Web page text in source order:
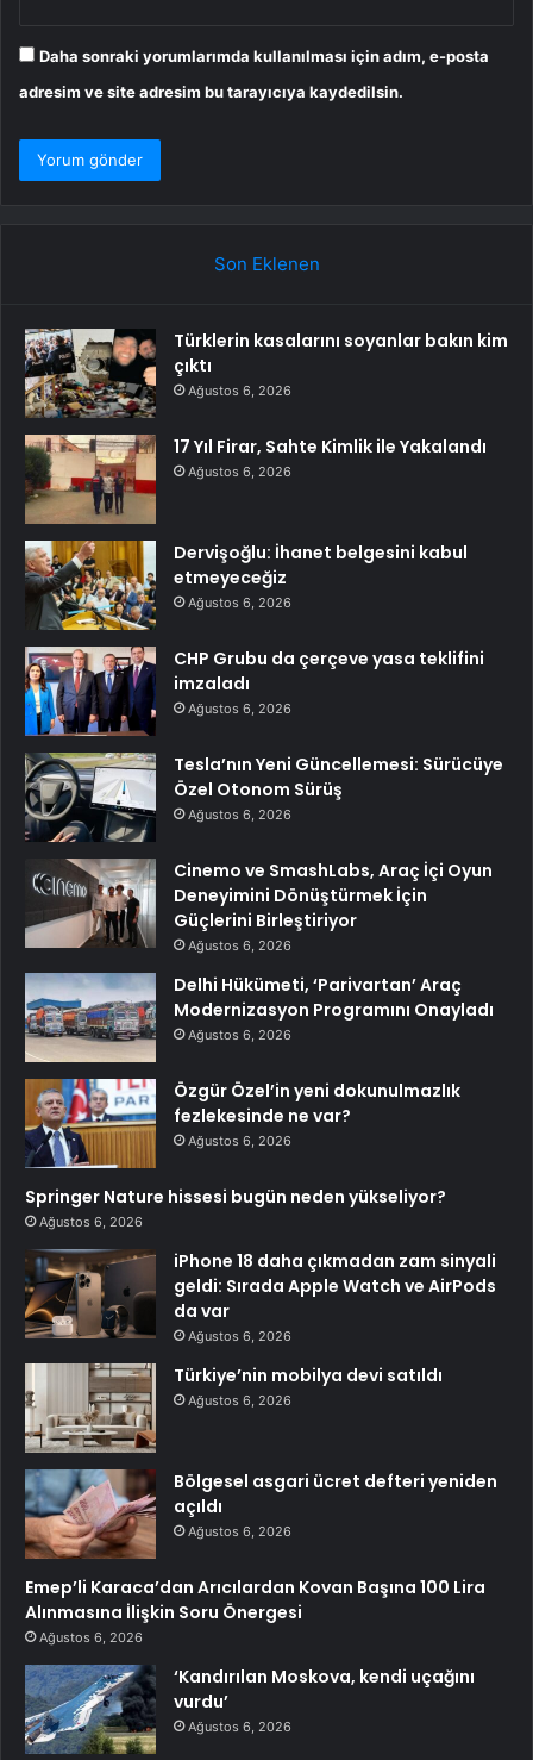
Daha sonraki yorumlarımda kullanılması için adım, e-posta
adresim ve site adresim bu tarayıcıya kaydedilsin.
Son Eklenen
Türklerin kasalarını soyanlar bakın kim
çıktı
Ağustos 6, 2026
17 Yıl Firar, Sahte Kimlik ile Yakalandı
Ağustos 6, 2026
Dervişoğlu: İhanet belgesini kabul
etmeyeceğiz
Ağustos 6, 2026
CHP Grubu da çerçeve yasa teklifini
imzaladı
Ağustos 6, 2026
Tesla’nın Yeni Güncellemesi: Sürücüye
Özel Otonom Sürüş
Ağustos 6, 2026
Cinemo ve SmashLabs, Araç İçi Oyun
Deneyimini Dönüştürmek İçin
Güçlerini Birleştiriyor
Ağustos 6, 2026
Delhi Hükümeti, ‘Parivartan’ Araç
Modernizasyon Programını Onayladı
Ağustos 6, 2026
Özgür Özel’in yeni dokunulmazlık
fezlekesinde ne var?
Ağustos 6, 2026
Springer Nature hissesi bugün neden yükseliyor?
Ağustos 6, 2026
iPhone 18 daha çıkmadan zam sinyali
geldi: Sırada Apple Watch ve AirPods
da var
Ağustos 6, 2026
Türkiye’nin mobilya devi satıldı
Ağustos 6, 2026
Bölgesel asgari ücret defteri yeniden
açıldı
Ağustos 6, 2026
Emep’li Karaca’dan Arıcılardan Kovan Başına 100 Lira
Alınmasına İlişkin Soru Önergesi
Ağustos 6, 2026
‘Kandırılan Moskova, kendi uçağını
vurdu’
Ağustos 6, 2026